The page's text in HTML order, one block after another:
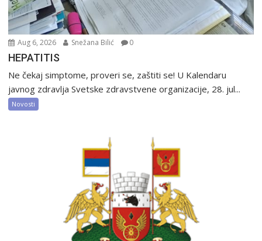
Aug 6, 2026 Snežana Bilić 0
HEPATITIS
Ne čekaj simptome, proveri se, zaštiti se! U Kalendaru
javnog zdravlja Svetske zdravstvene organizacije, 28. jul...
Novosti